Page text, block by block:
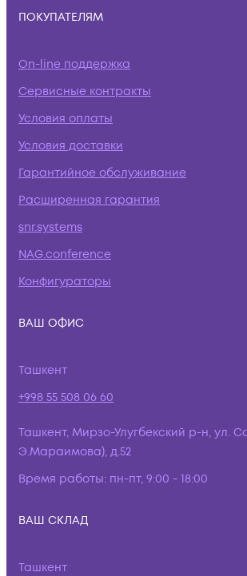
ПОКУПАТЕЛЯМ
On-line поддержка
Сервисные контракты
Условия оплаты
Условия доставки
Гарантийное обслуживание
Расширенная гарантия
snr.systems
NAG.conference
Конфигураторы
ВАШ ОФИС
Ташкент
+998 55 508 06 60
Ташкент, Мирзо-Улугбекский р-н, ул.
Э.Мараимова), д.52
Время работы: пн-пт, 9:00 - 18:00
ВАШ СКЛАД
Ташкент